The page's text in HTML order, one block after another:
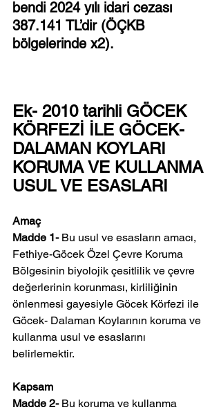
bendi 2024 yılı idari cezası
387.141 TL’dir (ÖÇKB
bölgelerinde x2).
Ek- 2010 tarihli GÖCEK
KÖRFEZİ İLE GÖCEK-
DALAMAN KOYLARI
KORUMA VE KULLANMA
USUL VE ESASLARI
Amaç
Madde 1- Bu usul ve esasların amacı,
Fethiye-Göcek Özel Çevre Koruma
Bölgesinin biyolojik çesitlilik ve çevre
değerlerinin korunması, kirliliğinin
önlenmesi gayesiyle Göcek Körfezi ile
Göcek- Dalaman Koylarının koruma ve
kullanma usul ve esaslarını
belirlemektir.
Kapsam
Madde 2- Bu koruma ve kullanma